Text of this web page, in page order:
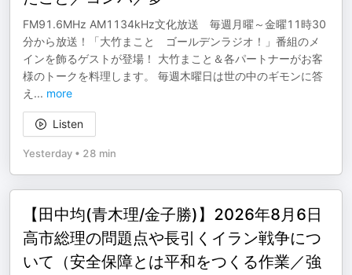
FM91.6MHz AM1134kHz文化放送 毎週月曜～金曜11時30
分から放送！「大竹まこと ゴールデンラジオ！」番組のメ
インを飾るゲストが登場！ 大竹まこと＆各パートナーがお客
様のトークを料理します。 毎週木曜日は世の中のギモンに答
え ... more
Listen
Yesterday • 28 min
【田中均(青木理/金子勝)】2026年8月6日
高市総理の問題点や長引くイラン戦争につ
いて（安全保障とは平和をつくる作業／強